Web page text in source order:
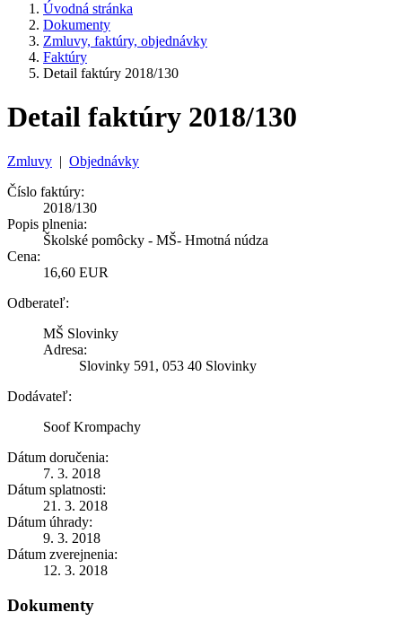
Úvodná stránka
Dokumenty
Zmluvy, faktúry, objednávky
Faktúry
Detail faktúry 2018/130
Detail faktúry 2018/130
Zmluvy | Objednávky
Číslo faktúry:
2018/130
Popis plnenia:
Školské pomôcky - MŠ- Hmotná núdza
Cena:
16,60 EUR
Odberateľ:
MŠ Slovinky
Adresa:
Slovinky 591, 053 40 Slovinky
Dodávateľ:
Soof Krompachy
Dátum doručenia:
7. 3. 2018
Dátum splatnosti:
21. 3. 2018
Dátum úhrady:
9. 3. 2018
Dátum zverejnenia:
12. 3. 2018
Dokumenty